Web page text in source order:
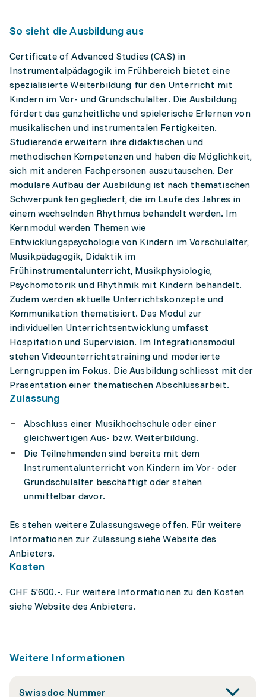
So sieht die Ausbildung aus
Certificate of Advanced Studies (CAS) in
Instrumentalpädagogik im Frühbereich bietet eine
spezialisierte Weiterbildung für den Unterricht mit
Kindern im Vor- und Grundschulalter. Die Ausbildung
fördert das ganzheitliche und spielerische Erlernen von
musikalischen und instrumentalen Fertigkeiten.
Studierende erweitern ihre didaktischen und
methodischen Kompetenzen und haben die Möglichkeit,
sich mit anderen Fachpersonen auszutauschen. Der
modulare Aufbau der Ausbildung ist nach thematischen
Schwerpunkten gegliedert, die im Laufe des Jahres in
einem wechselnden Rhythmus behandelt werden. Im
Kernmodul werden Themen wie
Entwicklungspsychologie von Kindern im Vorschulalter,
Musikpädagogik, Didaktik im
Frühinstrumentalunterricht, Musikphysiologie,
Psychomotorik und Rhythmik mit Kindern behandelt.
Zudem werden aktuelle Unterrichtskonzepte und
Kommunikation thematisiert. Das Modul zur
individuellen Unterrichtsentwicklung umfasst
Hospitation und Supervision. Im Integrationsmodul
stehen Videounterrichtstraining und moderierte
Lerngruppen im Fokus. Die Ausbildung schliesst mit der
Präsentation einer thematischen Abschlussarbeit.
Zulassung
Abschluss einer Musikhochschule oder einer
gleichwertigen Aus- bzw. Weiterbildung.
Die Teilnehmenden sind bereits mit dem
Instrumentalunterricht von Kindern im Vor- oder
Grundschulalter beschäftigt oder stehen
unmittelbar davor.
Es stehen weitere Zulassungswege offen. Für weitere
Informationen zur Zulassung siehe Website des
Anbieters.
Kosten
CHF 5'600.-. Für weitere Informationen zu den Kosten
siehe Website des Anbieters.
Weitere Informationen
Swissdoc Nummer